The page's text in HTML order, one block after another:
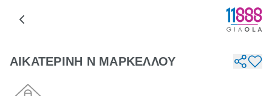
ΑΙΚΑΤΕΡΙΝΗ Ν ΜΑΡΚΕΛΛΟΥ